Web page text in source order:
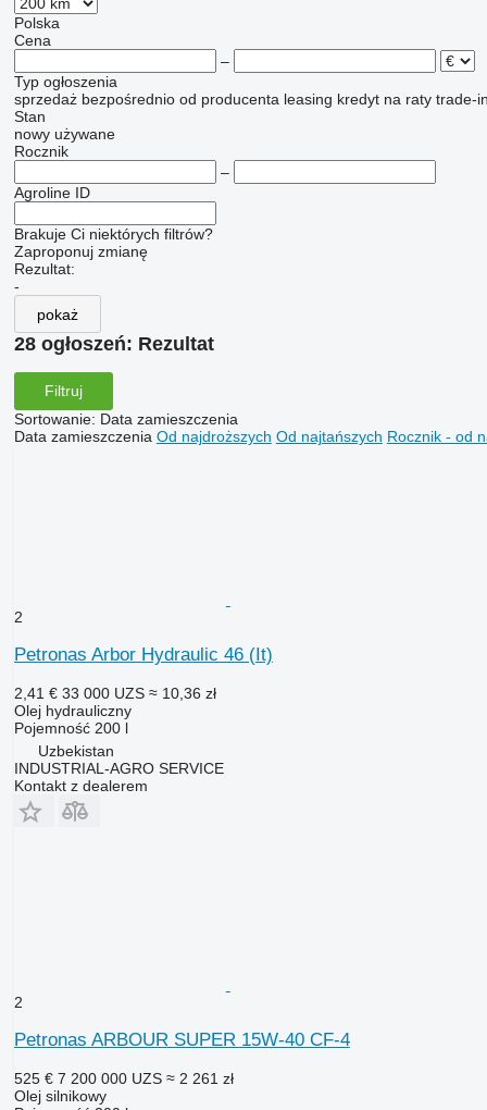
Polska
Cena
–
Typ ogłoszenia
sprzedaż bezpośrednio od producenta leasing kredyt na raty trade-
Stan
nowy używane
Rocznik
–
Agroline ID
Brakuje Ci niektórych filtrów?
Zaproponuj zmianę
Rezultat:
-
pokaż
28 ogłoszeń: Rezultat
Filtruj
Sortowanie: Data zamieszczenia
Data zamieszczenia Od najdroższych Od najtańszych Rocznik - od
2
Petronas Arbor Hydraulic 46 (It)
2,41 € 33 000 UZS ≈ 10,36 zł
Olej hydrauliczny
Pojemność 200 l
Uzbekistan
INDUSTRIAL-AGRO SERVICE
Kontakt z dealerem
2
Petronas ARBOUR SUPER 15W-40 CF-4
525 € 7 200 000 UZS ≈ 2 261 zł
Olej silnikowy